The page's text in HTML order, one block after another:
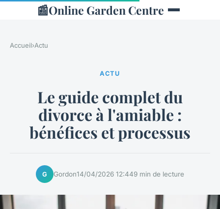
📰Online Garden Centre
Accueil›Actu
ACTU
Le guide complet du
divorce à l'amiable :
bénéfices et processus
G Gordon14/04/2026 12:449 min de lecture